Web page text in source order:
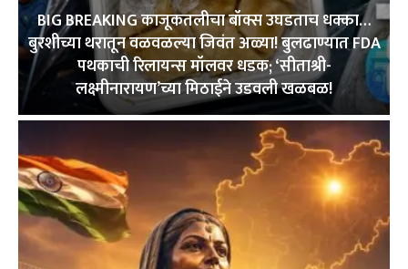
BIG BREAKING काजूकतलीचा बॉक्स उघडताच धक्का…
बुरशीच्या थरातून वळवळल्या जिवंत अळ्या! बुलढाण्यात FDA
पथकाची रिलायन्स मॉलवर धडक; ‘सीताश्री-
लक्ष्मीनारायण’च्या मिठाईने उडवली खळबळ!